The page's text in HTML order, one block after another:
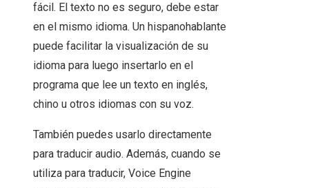
fácil. El texto no es seguro, debe estar
en el mismo idioma. Un hispanohablante
puede facilitar la visualización de su
idioma para luego insertarlo en el
programa que lee un texto en inglés,
chino u otros idiomas con su voz.
También puedes usarlo directamente
para traducir audio. Además, cuando se
utiliza para traducir, Voice Engine